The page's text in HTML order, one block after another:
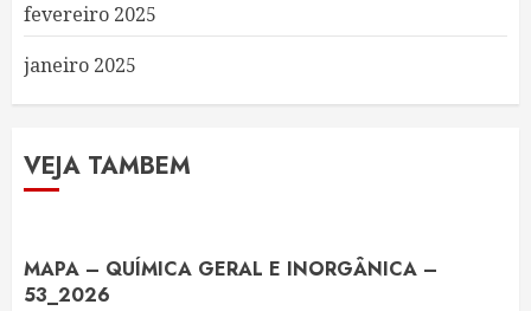
fevereiro 2025
janeiro 2025
VEJA TAMBEM
MAPA – QUÍMICA GERAL E INORGÂNICA –
53_2026